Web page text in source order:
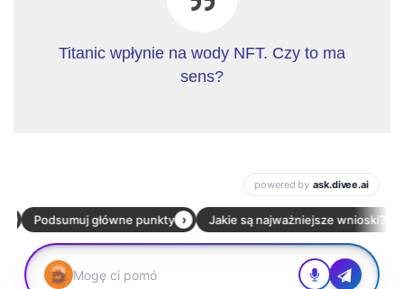
Titanic wpłynie na wody NFT. Czy to ma
sens?